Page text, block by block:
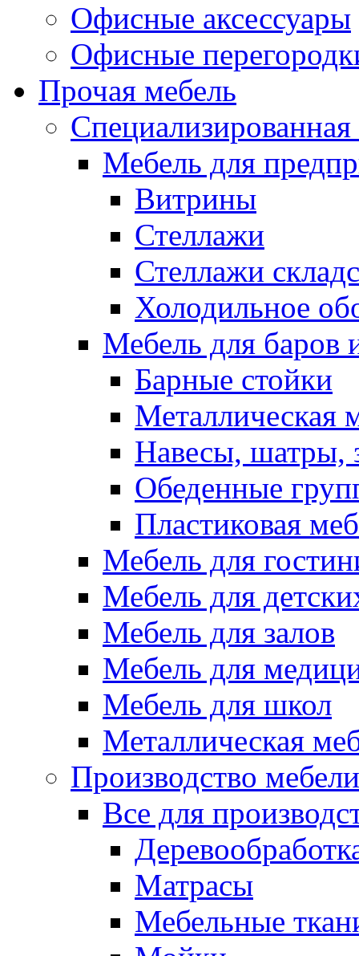
Офисные аксессуары
Офисные
Прочая мебель
Специализированная
Мебель для
Витрины
Стеллажи
Стеллажи
Холодильное
Мебель для баров
Барные стойки
Металлическая
Навесы, шатры,
Обеденные
Пластиковая
Мебель для
Мебель для
Мебель для залов
Мебель для
Мебель для школ
Металлическая
Производство мебели
Все для
Матрасы
Мебельные